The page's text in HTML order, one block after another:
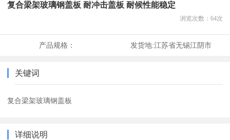
复合梁架玻璃钢盖板 耐冲击盖板 耐候性能稳定
浏览次数： 64次
产品规格： 发货地:江苏省无锡江阴市
关键词
复合梁架玻璃钢盖板
详细说明